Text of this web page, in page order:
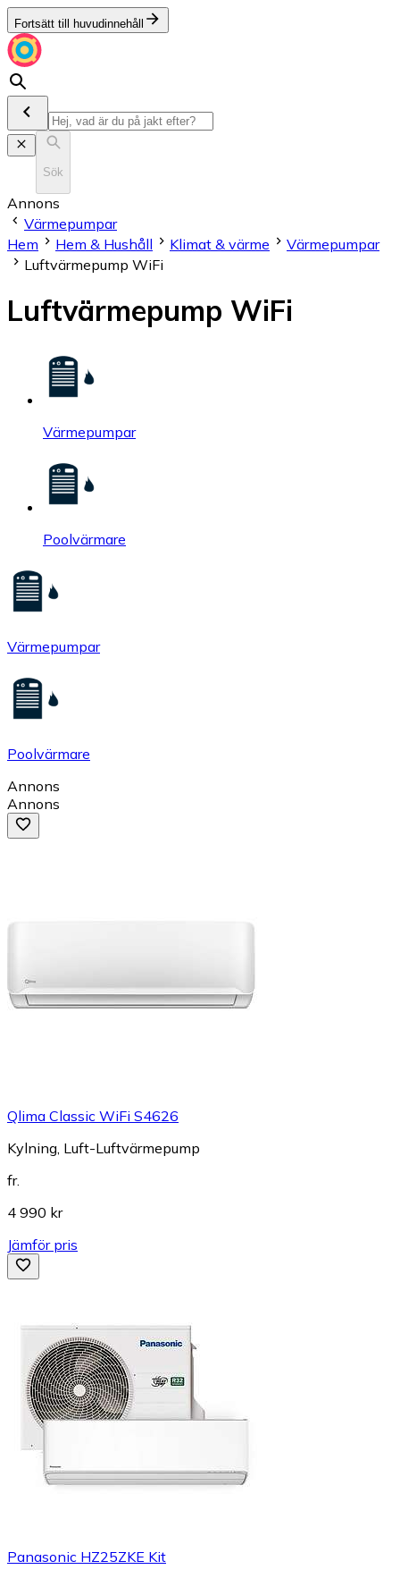
Fortsätt till huvudinnehåll
Sök
Annons
Värmepumpar
Hem
Hem & Hushåll Klimat & värme
Värmepumpar
Luftvärmepump WiFi
Luftvärmepump WiFi
Värmepumpar
Poolvärmare
Värmepumpar
Poolvärmare
Annons
Annons
Qlima Classic WiFi S4626
Kylning, Luft-Luftvärmepump
fr.
4 990 kr
Jämför pris
Panasonic HZ25ZKE Kit